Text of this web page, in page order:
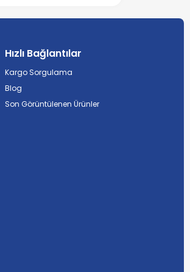
Hızlı Bağlantılar
Kargo Sorgulama
Blog
Son Görüntülenen Ürünler